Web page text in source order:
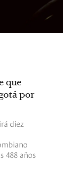
que
por
diez
488 años